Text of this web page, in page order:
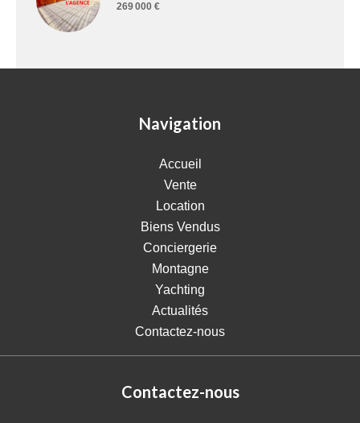
269 000 €
Navigation
Accueil
Vente
Location
Biens Vendus
Conciergerie
Montagne
Yachting
Actualités
Contactez-nous
Contactez-nous